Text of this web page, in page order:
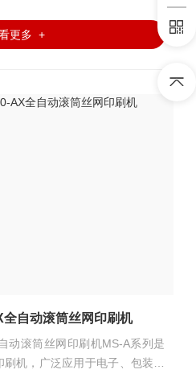
更多 +
自动滚筒丝网印刷机
动滚筒丝网印刷机MS-A系列是
机，广泛应用于电子、包装、